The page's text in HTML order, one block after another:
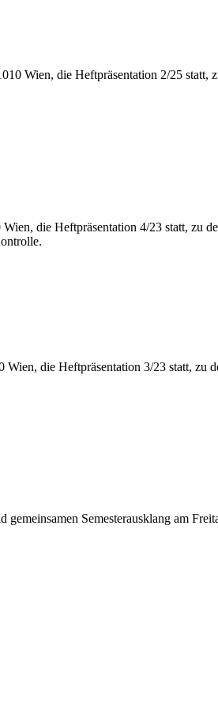
Wien, die Heftpräsentation 2/25 statt,
Wien, die Heftpräsentation 4/23 statt, zu
Wien, die Heftpräsentation 3/23 statt, zu
Semesterausklang am